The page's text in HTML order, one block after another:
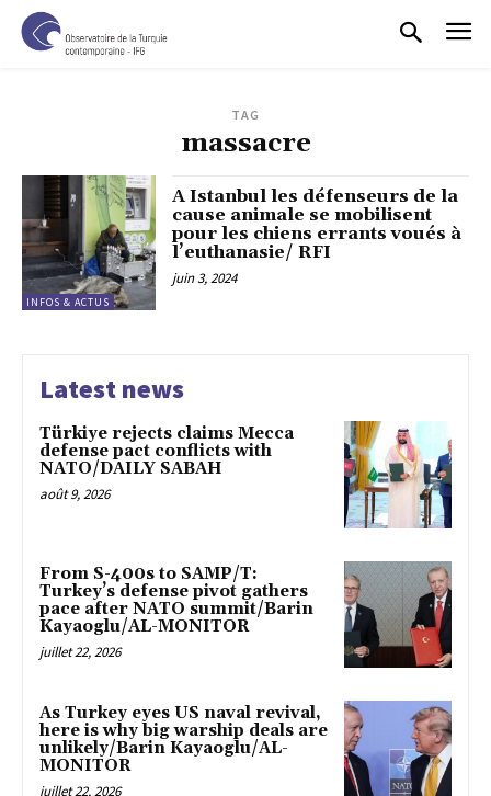
TAG
massacre
INFOS & ACTUS
A Istanbul les défenseurs de la
cause animale se mobilisent
pour les chiens errants voués à
l’euthanasie/ RFI
juin 3, 2024
Latest news
Türkiye rejects claims Mecca
defense pact conflicts with
NATO/DAILY SABAH
août 9, 2026
From S-400s to SAMP/T:
Turkey’s defense pivot gathers
pace after NATO summit/Barin
Kayaoglu/AL-MONITOR
juillet 22, 2026
As Turkey eyes US naval revival,
here is why big warship deals are
unlikely/Barin Kayaoglu/AL-
MONITOR
juillet 22, 2026